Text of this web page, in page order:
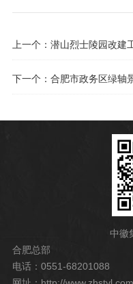
上一个：潜山烈士陵园改建
下一个：合肥市政务区绿轴
中徽
合肥总部
电话：0551-68201088